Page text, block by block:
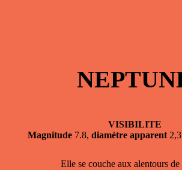
VISIBILITE
Magnitude7.8, diamètre apparent2,3
Elle se couche aux alentours de